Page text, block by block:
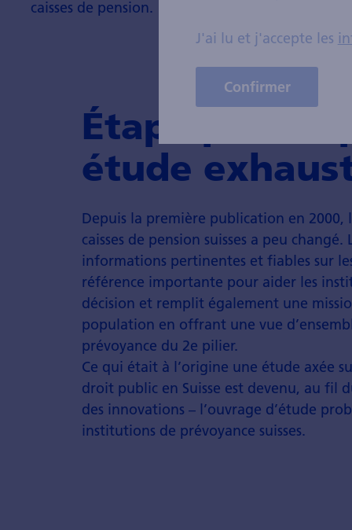
caisses de pension.
Étape par
étude
Depuis la première publication en
caisses de pension suisses a peu
informations pertinentes et fiables sur
référence importante pour aider les
décision et remplit également une
population en offrant une vue
prévoyance du 2e pilier.
Ce qui était à l’origine une étude axée
droit public en Suisse est devenu, au fil
des innovations – l’ouvrage d’étude
institutions de prévoyance suisses.
J'ai lu et j'accepte les
Confirmer